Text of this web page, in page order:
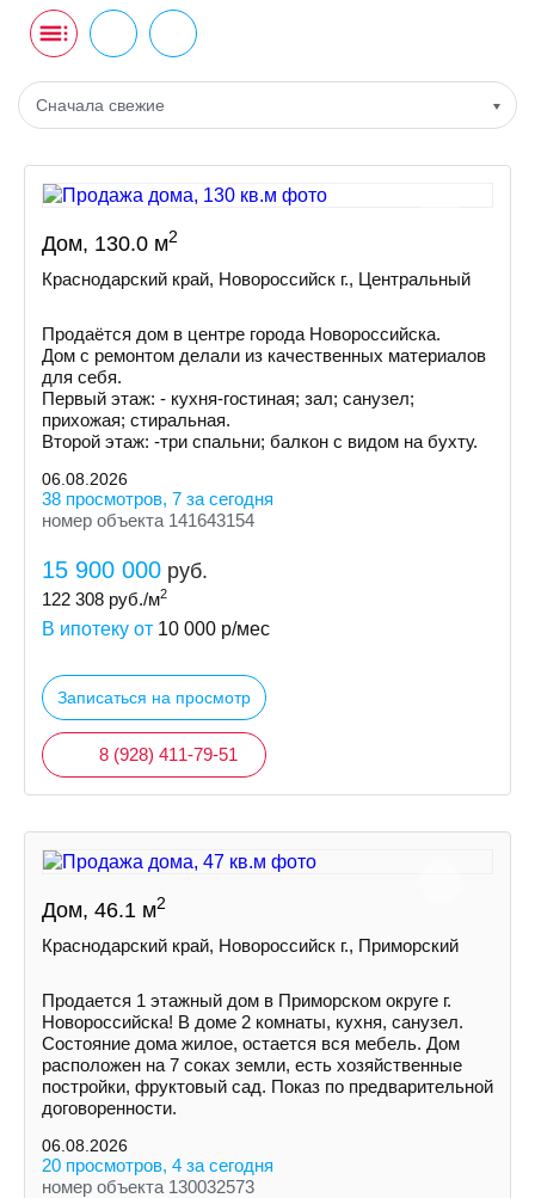
Сначала свежие
Дом, 130.0 м2
Краснодарский край, Новороссийск г., Центральный
Продаётся дом в центре города Новороссийска.
Дом с ремонтом делали из качественных материалов
для себя.
Первый этаж: - кухня-гостиная; зал; санузел;
прихожая; стиральная.
Второй этаж: -три спальни; балкон с видом на бухту.
06.08.2026
38 просмотров, 7 за сегодня
номер объекта 141643154
15 900 000 руб.
122 308 руб./м2
В ипотеку от 10 000 р/мес
Записаться на просмотр
8 (928) 411-79-51
Дом, 46.1 м2
Краснодарский край, Новороссийск г., Приморский
Продается 1 этажный дом в Приморском округе г.
Новороссийска! В доме 2 комнаты, кухня, санузел.
Состояние дома жилое, остается вся мебель. Дом
расположен на 7 соках земли, есть хозяйственные
постройки, фруктовый сад. Показ по предварительной
договоренности.
06.08.2026
20 просмотров, 4 за сегодня
номер объекта 130032573